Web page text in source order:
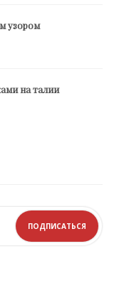
узором
на талии